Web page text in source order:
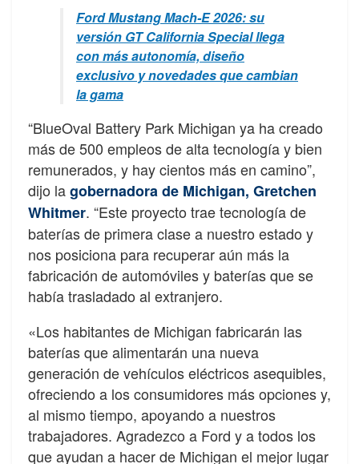
Ford Mustang Mach-E 2026: su
versión GT California Special llega
con más autonomía, diseño
exclusivo y novedades que cambian
la gama
“BlueOval Battery Park Michigan ya ha creado
más de 500 empleos de alta tecnología y bien
remunerados, y hay cientos más en camino”,
dijo lagobernadora de Michigan, Gretchen
Whitmer. “Este proyecto trae tecnología de
baterías de primera clase a nuestro estado y
nos posiciona para recuperar aún más la
fabricación de automóviles y baterías que se
había trasladado al extranjero.
«Los habitantes de Michigan fabricarán las
baterías que alimentarán una nueva
generación de vehículos eléctricos asequibles,
ofreciendo a los consumidores más opciones y,
al mismo tiempo, apoyando a nuestros
trabajadores. Agradezco a Ford y a todos los
que ayudan a hacer de Michigan el mejor lugar